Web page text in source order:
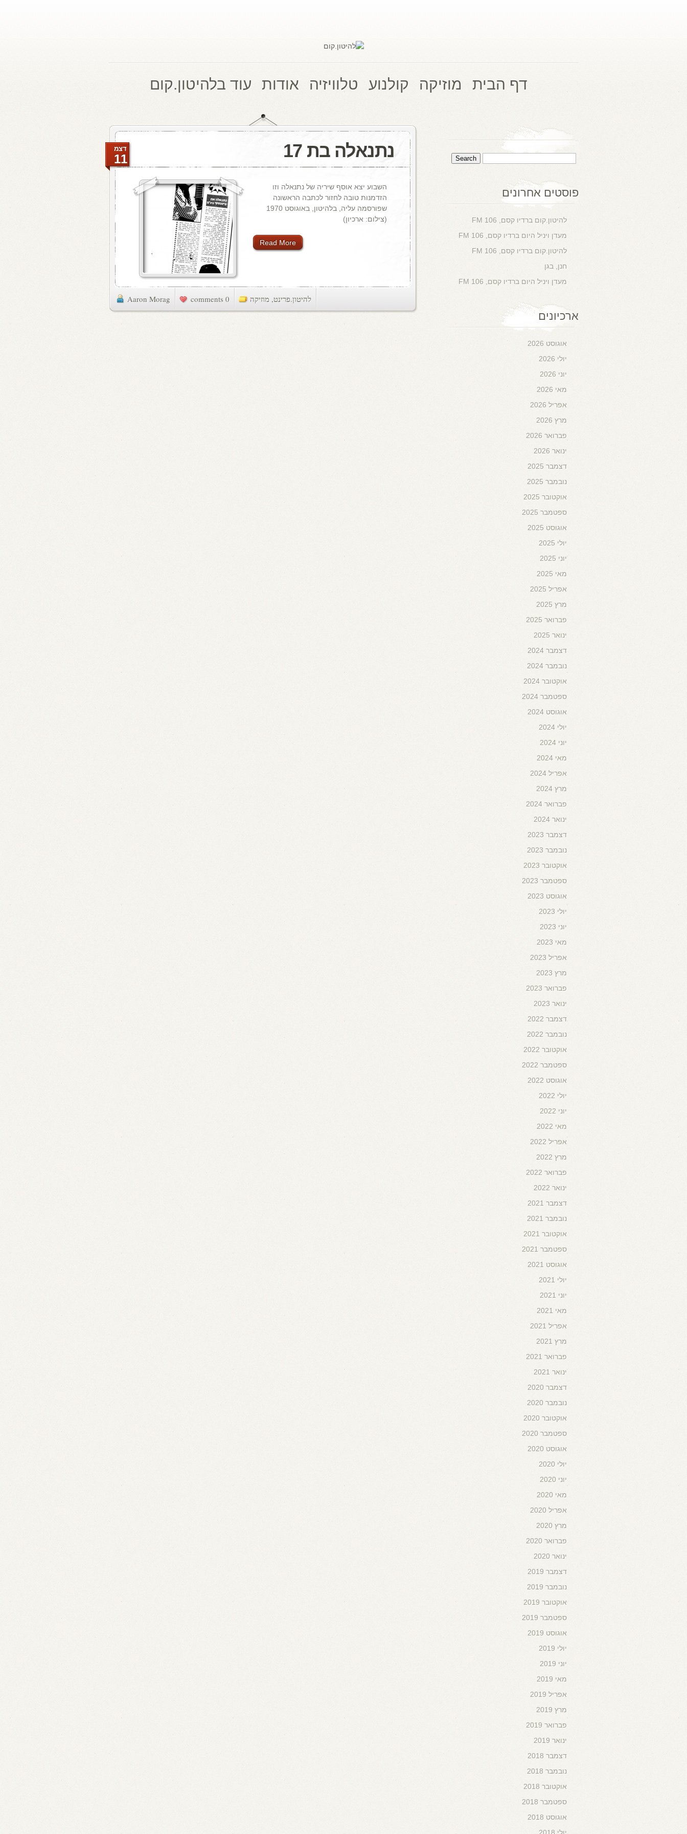
דף הבית מוזיקה קולנוע טלוויזיה אודות עוד בלהיטון.קום
נתנאלה בת 17 דצמ
11
השבוע יצא אוסף שיריה של נתנאלה וזו
הזדמנות טובה לחזור לכתבה הראשונה
שפורסמה עליה, בלהיטון, באוגוסט 1970
(צילום: ארכיון)
Read More
Aaron Morag 0 comments להיטון.פרינט, מוזיקה
פוסטים אחרונים
להיטון.קום ברדיו קסם, 106 FM
מעדן ויניל היום ברדיו קסם, 106 FM
להיטון.קום ברדיו קסם, 106 FM
חנן, בגן
מעדן ויניל היום ברדיו קסם, 106 FM
ארכיונים
אוגוסט 2026
יולי 2026
יוני 2026
מאי 2026
אפריל 2026
מרץ 2026
פברואר 2026
ינואר 2026
דצמבר 2025
נובמבר 2025
אוקטובר 2025
ספטמבר 2025
אוגוסט 2025
יולי 2025
יוני 2025
מאי 2025
אפריל 2025
מרץ 2025
פברואר 2025
ינואר 2025
דצמבר 2024
נובמבר 2024
אוקטובר 2024
ספטמבר 2024
אוגוסט 2024
יולי 2024
יוני 2024
מאי 2024
אפריל 2024
מרץ 2024
פברואר 2024
ינואר 2024
דצמבר 2023
נובמבר 2023
אוקטובר 2023
ספטמבר 2023
אוגוסט 2023
יולי 2023
יוני 2023
מאי 2023
אפריל 2023
מרץ 2023
פברואר 2023
ינואר 2023
דצמבר 2022
נובמבר 2022
אוקטובר 2022
ספטמבר 2022
אוגוסט 2022
יולי 2022
יוני 2022
מאי 2022
אפריל 2022
מרץ 2022
פברואר 2022
ינואר 2022
דצמבר 2021
נובמבר 2021
אוקטובר 2021
ספטמבר 2021
אוגוסט 2021
יולי 2021
יוני 2021
מאי 2021
אפריל 2021
מרץ 2021
פברואר 2021
ינואר 2021
דצמבר 2020
נובמבר 2020
אוקטובר 2020
ספטמבר 2020
אוגוסט 2020
יולי 2020
יוני 2020
מאי 2020
אפריל 2020
מרץ 2020
פברואר 2020
ינואר 2020
דצמבר 2019
נובמבר 2019
אוקטובר 2019
ספטמבר 2019
אוגוסט 2019
יולי 2019
יוני 2019
מאי 2019
אפריל 2019
מרץ 2019
פברואר 2019
ינואר 2019
דצמבר 2018
נובמבר 2018
אוקטובר 2018
ספטמבר 2018
אוגוסט 2018